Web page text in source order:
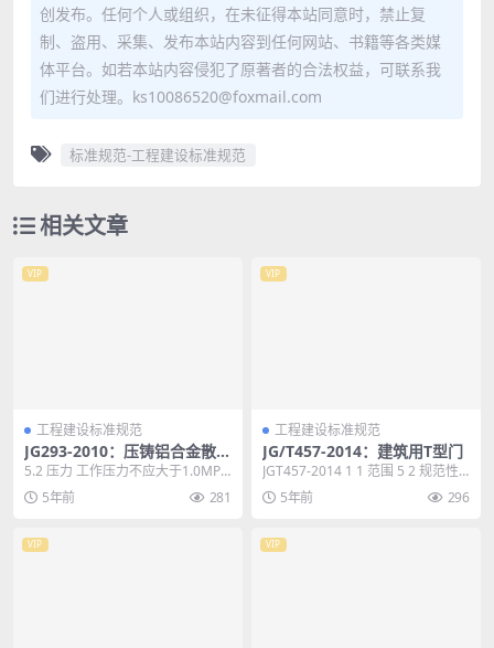
创发布。任何个人或组织，在未征得本站同意时，禁止复
制、盗用、采集、发布本站内容到任何网站、书籍等各类媒
体平台。如若本站内容侵犯了原著者的合法权益，可联系我
们进行处理。ks10086520@foxmail.com
标准规范-工程建设标准规范
相关文章
VIP
工程建设标准规范
JG293-2010：压铸铝合金散热
器
5.2 压力 工作压力不应大于1.0MP
a，试验压力应为工作压力的1.5
倍，且生...
5年前 281
VIP
工程建设标准规范
JG/T457-2014：建筑用T型门
JGT457-2014 1 1 范围 5 2 规范性
引用文件 5 3 术语和定义...
5年前 296
VIP VIP